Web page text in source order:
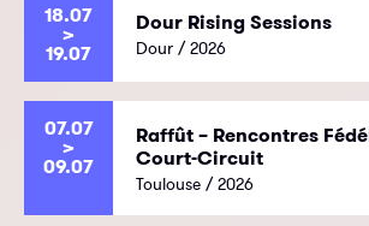
18.07
>
19.07
Dour Rising Sessions
Dour / 2026
07.07
>
09.07
Raffût – Rencontres
Court-Circuit
Toulouse / 2026